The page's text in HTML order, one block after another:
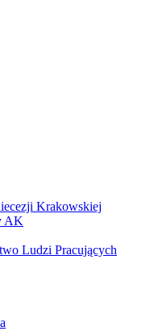
Krakowskiej
AK
Ludzi Pracujących